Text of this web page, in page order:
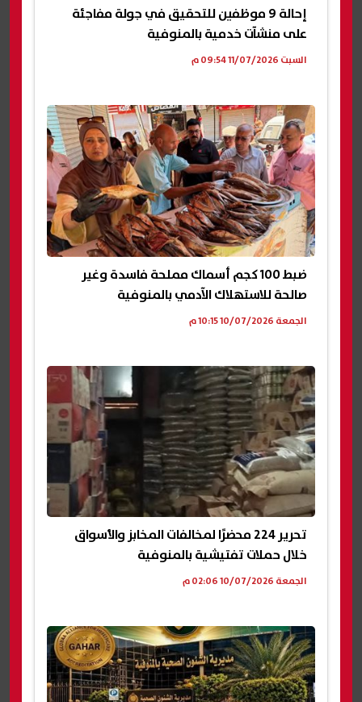
إحالة 9 موظفين للتحقيق في جولة مفاجئة
على منشآت خدمية بالمنوفية
السبت 11/07/2026 09:54 م
ضبط 100 كجم أسماك مملحة فاسدة وغير
صالحة للاستهلاك الآدمي بالمنوفية
الجمعة 10/07/2026 10:15 م
تحرير 224 محضرًا لمخالفات المخابز والأسواق
خلال حملات تفتيشية بالمنوفية
الجمعة 10/07/2026 02:06 م